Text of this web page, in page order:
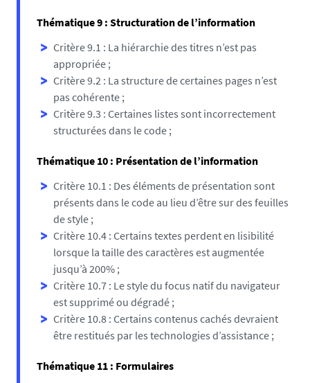
Thématique 9 : Structuration de l’information
Critère 9.1 : La hiérarchie des titres n’est pas
appropriée ;
Critère 9.2 : La structure de certaines pages n’est
pas cohérente ;
Critère 9.3 : Certaines listes sont incorrectement
structurées dans le code ;
Thématique 10 : Présentation de l’information
Critère 10.1 : Des éléments de présentation sont
présents dans le code au lieu d’être sur des feuilles
de style ;
Critère 10.4 : Certains textes perdent en lisibilité
lorsque la taille des caractères est augmentée
jusqu’à 200% ;
Critère 10.7 : Le style du focus natif du navigateur
est supprimé ou dégradé ;
Critère 10.8 : Certains contenus cachés devraient
être restitués par les technologies d’assistance ;
Thématique 11 : Formulaires